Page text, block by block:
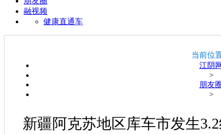
融视频
健康直通车
当前位
江阴
>
朋友
>
新疆阿克苏地区库车市发生